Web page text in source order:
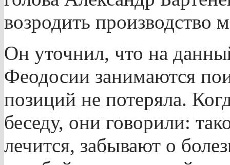
возродить производство
Он уточнил, что на
Феодосии занимаются
позиций не потеряла.
беседу, они говорили:
лечится, забывают о